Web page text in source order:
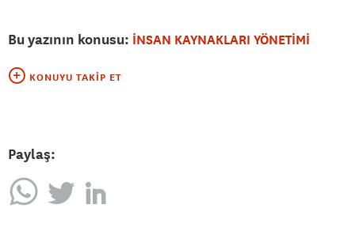
Bu yazının konusu: İNSAN KAYNAKLARI YÖNETİMİ
KONUYU TAKIP ET
Paylaş: